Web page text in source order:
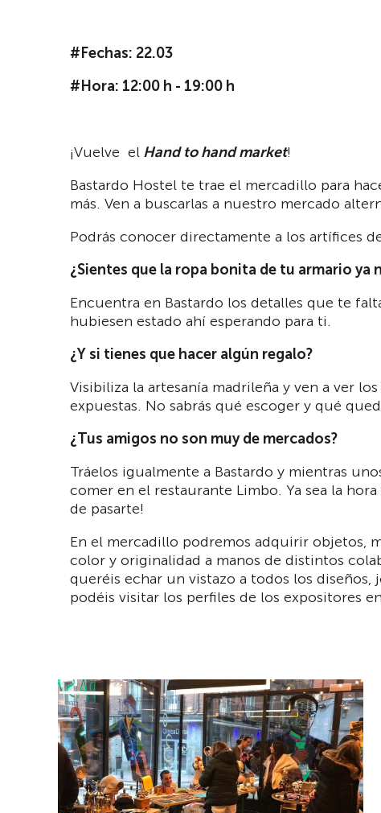
#Fechas: 22.03
#Hora: 12:00 h - 19:00 h
¡Vuelve el Hand to hand market!
Bastardo Hostel te trae el mercadillo para
más. Ven a buscarlas a nuestro mercado
Podrás conocer directamente a los artífices
¿Sientes que la ropa bonita de tu armario ya
Encuentra en Bastardo los detalles que te
hubiesen estado ahí esperando para ti.
¿Y si tienes que hacer algún regalo?
Visibiliza la artesanía madrileña y ven a ver
expuestas. No sabrás qué escoger y qué
¿Tus amigos no son muy de mercados?
Tráelos igualmente a Bastardo y mientras
comer en el restaurante Limbo. Ya sea la
de pasarte!
En el mercadillo podremos adquirir objetos,
color y originalidad a manos de distintos
queréis echar un vistazo a todos los
podéis visitar los perfiles de los expositores